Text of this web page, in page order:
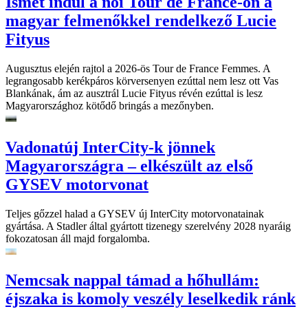
magyar felmenőkkel rendelkező Lucie
Fityus
Augusztus elején rajtol a 2026-ös Tour de France Femmes. A
legrangosabb kerékpáros körversenyen ezúttal nem lesz ott Vas
Blankának, ám az ausztrál Lucie Fityus révén ezúttal is lesz
Magyarországhoz kötődő bringás a mezőnyben.
Vadonatúj InterCity-k jönnek
Magyarországra – elkészült az első
GYSEV motorvonat
Teljes gőzzel halad a GYSEV új InterCity motorvonatainak
gyártása. A Stadler által gyártott tizenegy szerelvény 2028 nyaráig
fokozatosan áll majd forgalomba.
Nemcsak nappal támad a hőhullám:
éjszaka is komoly veszély leselkedik ránk